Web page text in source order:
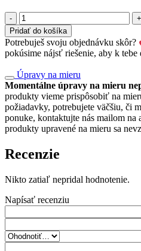
množstvo
E-
darčekový
poukaz
50
€
Pridať do košíka
Potrebuješ svoju objednávku skôr?
pokúsime nájsť riešenie, aby k
Úpravy na mieru
Momentálne úpravy na mieru
produkty vieme prispôsobiť na
požiadavky, potrebujete väčšiu, či
ponuke, kontaktujte nás mailom na
produkty upravené na mieru sa
Recenzie
Nikto zatiaľ nepridal hodnotenie.
Napísať recenziu